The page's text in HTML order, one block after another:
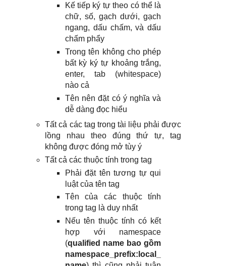
Kế tiếp ký tự theo có thể là
chữ, số, gạch dưới, gạch
ngang, dấu chấm, và dấu
chấm phẩy
Trong tên không cho phép
bất kỳ ký tự khoảng trắng,
enter, tab (whitespace)
nào cả
Tên nên đặt có ý nghĩa và
dễ dàng đọc hiểu
Tất cả các tag trong tài liệu phải được
lồng nhau theo đúng thứ tự, tag
không được đóng mở tùy ý
Tất cả các thuộc tính trong tag
Phải đặt tên tương tự qui
luật của tên tag
Tên của các thuộc tính
trong tag là duy nhất
Nếu tên thuộc tính có kết
hợp với namespace
(qualified name bao gồm
namespace_prefix:local_